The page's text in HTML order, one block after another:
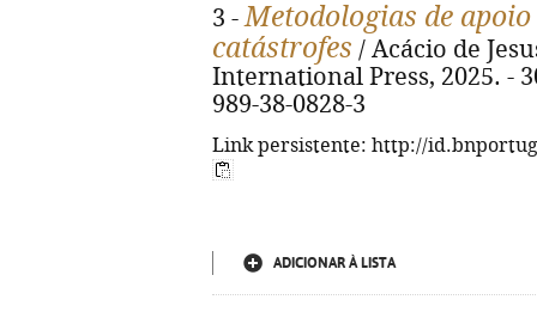
3 -Metodologias de
catástrofes / Acácio de
International Press, 2025. -
989-38-0828-3
Link persistente: http://
ADICIONAR À LISTA